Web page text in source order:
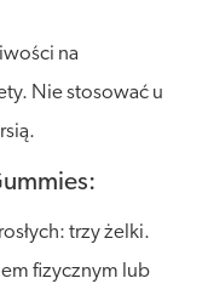
na
Nie stosować u
trzy żelki.
fizycznym lub